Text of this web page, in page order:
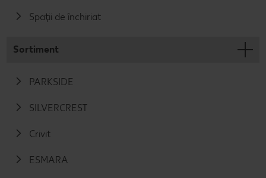
Spații de închiriat
Sortiment
PARKSIDE
SILVERCREST
Crivit
ESMARA